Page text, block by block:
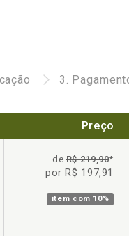
3.
Preço
deR$ 219,90*
por R$ 197,91
item com 10%